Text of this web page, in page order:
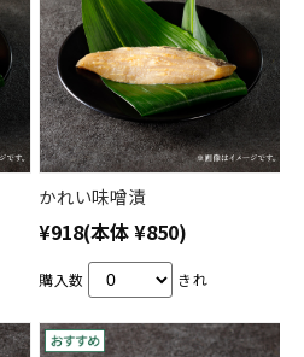
かれい味噌漬
¥918(本体 ¥850)
購入数 きれ